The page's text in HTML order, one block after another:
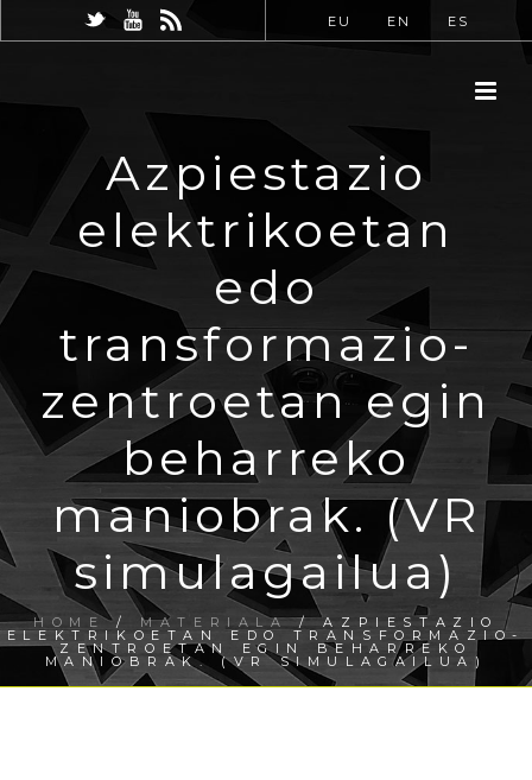
EU EN ES
Azpiestazio
elektrikoetan
edo
transformazio-
zentroetan egin
beharreko
maniobrak. (VR
simulagailua)
HOME/ MATERIALA/ AZPIESTAZIO
ELEKTRIKOETAN EDO TRANSFORMAZIO-
ZENTROETAN EGIN BEHARREKO
MANIOBRAK. (VR SIMULAGAILUA)